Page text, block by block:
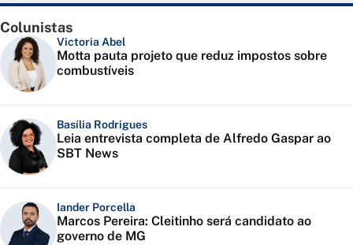
Colunistas
Victoria Abel
Motta pauta projeto que reduz impostos sobre
combustíveis
Basília Rodrigues
Leia entrevista completa de Alfredo Gaspar ao
SBT News
Iander Porcella
Marcos Pereira: Cleitinho será candidato ao
governo de MG